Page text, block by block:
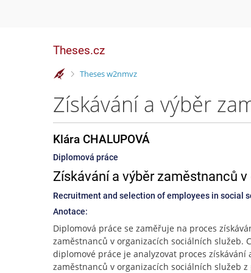
Theses.cz
>
Theses w2nmvz
Klára CHALUPOVÁ
Diplomová práce
Získávání a výběr zaměstnanců
Recruitment and selection of employees in social
Anotace:
Diplomová práce se zaměřuje na proces
zaměstnanců v organizacích sociálních služeb.
diplomové práce je analyzovat proces získávání
zaměstnanců v organizacích sociálních služeb